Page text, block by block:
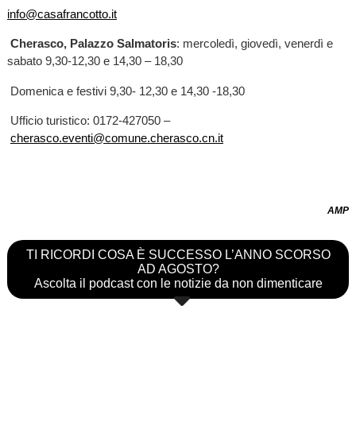
info@casafrancotto.it
Cherasco, Palazzo Salmatoris: mercoledì, giovedì, venerdì e
sabato 9,30-12,30 e 14,30 – 18,30
Domenica e festivi 9,30- 12,30 e 14,30 -18,30
Ufficio turistico: 0172-427050 –
cherasco.eventi@comune.cherasco.cn.it
AMP
TI RICORDI COSA È SUCCESSO L’ANNO SCORSO
AD AGOSTO?
Ascolta il podcast con le notizie da non dimenticare